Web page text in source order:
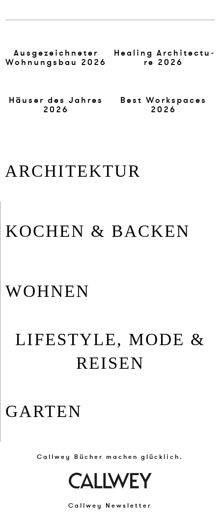
Aus­ge­zeich­ne­ter
Woh­n­ungsbau 2026
Hea­ling Ar­chi­tec­tu­
re 2026
Häuser des Jah­res
2026
Best Workspaces
2026
AR­CHI­TEK­TUR
KO­CHEN & BA­CKEN
WOH­NEN
LIFESTYLE, MODE &
REISEN
GAR­TEN
Callwey Bücher machen glücklich.
Callwey Newsletter